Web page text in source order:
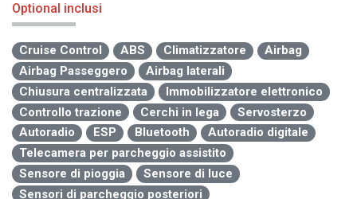
Optional inclusi
Cruise Control ABS Climatizzatore
Airbag
Airbag Passeggero
Airbag laterali
Chiusura centralizzata
Immobilizzatore elettronico
Controllo trazione
Cerchi in lega
Servosterzo
Autoradio
ESP Bluetooth
Autoradio digitale
Telecamera per parcheggio assistito
Sensore di pioggia
Sensore di luce
Sensori di parcheggio posteriori